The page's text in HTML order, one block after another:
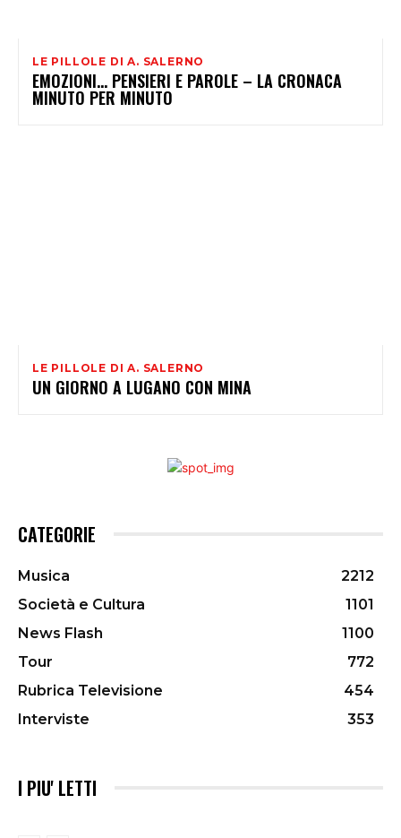
LE PILLOLE DI A. SALERNO
EMOZIONI… PENSIERI E PAROLE – LA CRONACA
MINUTO PER MINUTO
LE PILLOLE DI A. SALERNO
UN GIORNO A LUGANO CON MINA
CATEGORIE
Musica
2212
Società e Cultura
1101
News Flash
1100
Tour
772
Rubrica Televisione
454
Interviste
353
I PIU' LETTI